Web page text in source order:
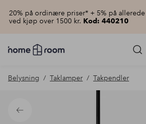
20% på ordinære priser* + 5% på allerede
ved kjøp over 1500 kr. Kod: 440210
Homeroom
–
hjemmet
pris
Belysning Taklamper Takpendler
Tilbake